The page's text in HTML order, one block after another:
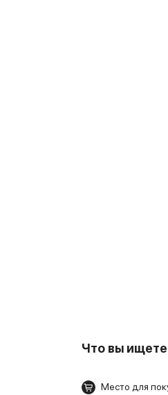
Что вы
Место для